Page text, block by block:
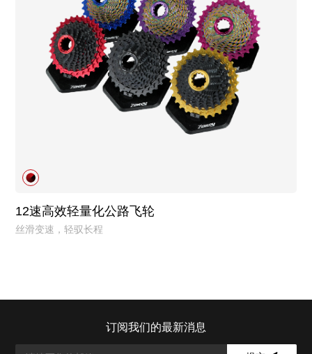
12速高效轻量化公路飞轮
丝滑变速，轻驭长程
订阅我们的最新消息